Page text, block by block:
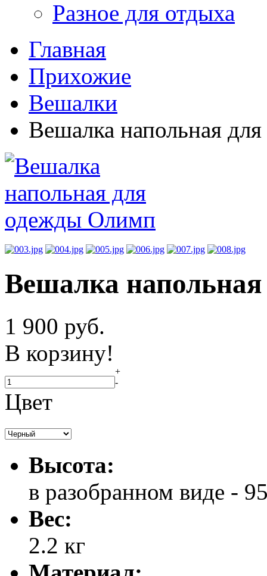
Разное для отдыха
Главная
Прихожие
Вешалки
Вешалка напольная
Вешалка
1 900 руб.
В корзину!
+
-
Цвет
Высота:
в разобранном виде -
Вес:
2.2 кг